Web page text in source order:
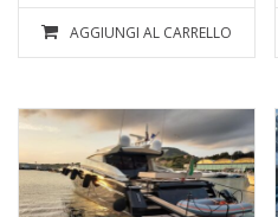
AGGIUNGI AL CARRELLO